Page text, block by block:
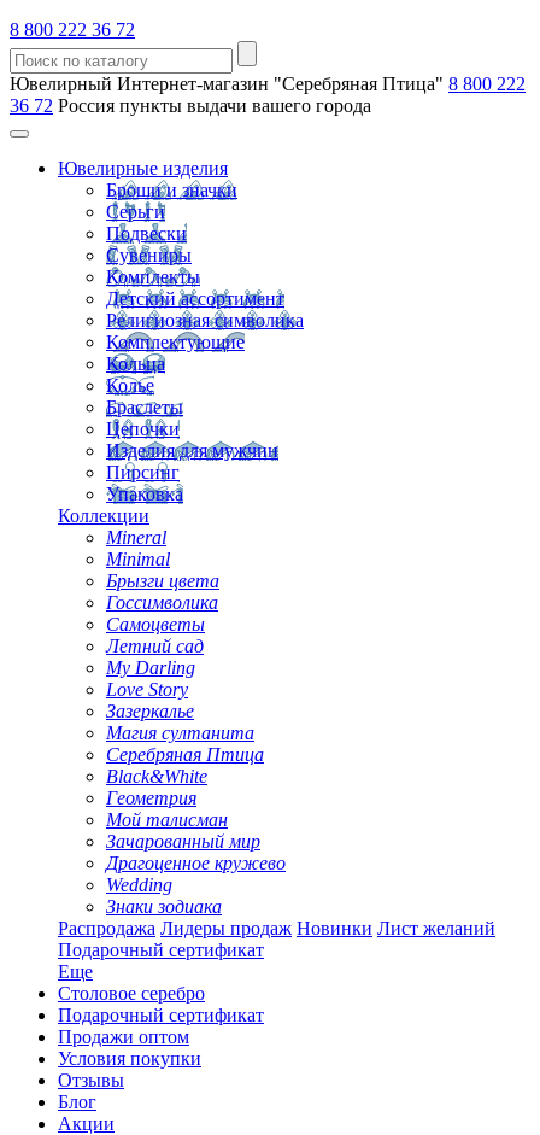
8 800 222 36 72
Ювелирный Интернет-магазин "Серебряная Птица" 8 800 222
36 72 Россия пункты выдачи вашего города
Ювелирные изделия
Броши и значки
Серьги
Подвески
Сувениры
Комплекты
Детский ассортимент
Религиозная символика
Комплектующие
Кольца
Колье
Браслеты
Цепочки
Изделия для мужчин
Пирсинг
Упаковка
Коллекции
Mineral
Minimal
Брызги цвета
Госсимволика
Самоцветы
Летний сад
My Darling
Love Story
Зазеркалье
Магия султанита
Серебряная Птица
Black&White
Геометрия
Мой талисман
Зачарованный мир
Драгоценное кружево
Wedding
Знаки зодиака
Распродажа Лидеры продаж Новинки Лист желаний
Подарочный сертификат
Еще
Столовое серебро
Подарочный сертификат
Продажи оптом
Условия покупки
Отзывы
Блог
Акции